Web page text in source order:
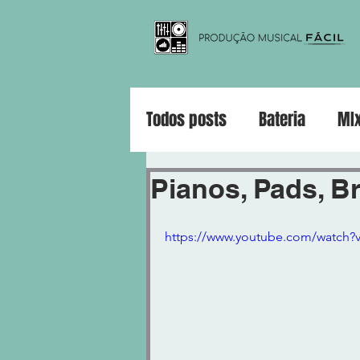
Todos posts Bateria
Violão Guitarra
Pianos, Pads,
https://www.youtube.com/